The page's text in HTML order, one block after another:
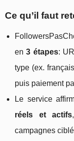
Ce qu’il faut
en3 étapes:
type (ex.
puis paiement
Le service
réels et actifs
campagnes